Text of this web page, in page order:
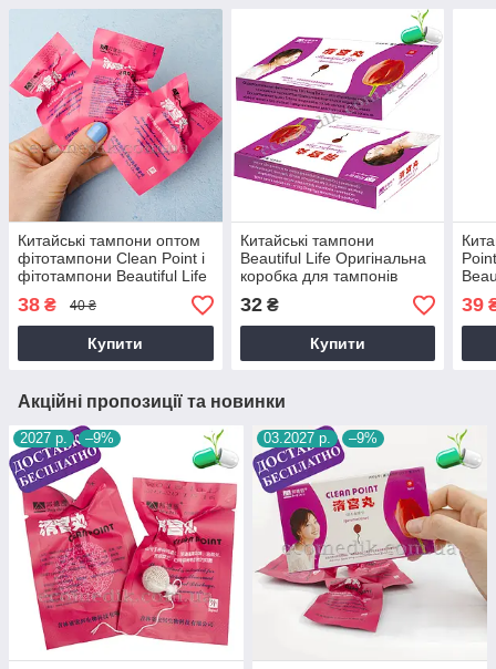
Китайські тампони оптом
фітотампони Clean Point і
фітотампони Beautiful Life
купити оптом
38 ₴ 40 ₴
Купити
Китайські тампони
Beautiful Life Оригінальна
коробка для тампонів
32₴
Купити
39
Акційні пропозиції та новинки
2027 р. –9% 03.2027 р. –9%